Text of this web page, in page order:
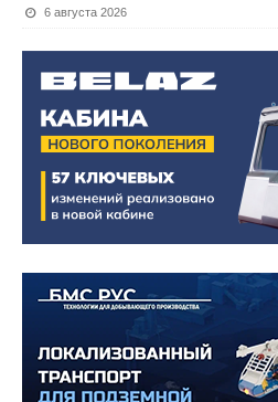
6 августа 2026